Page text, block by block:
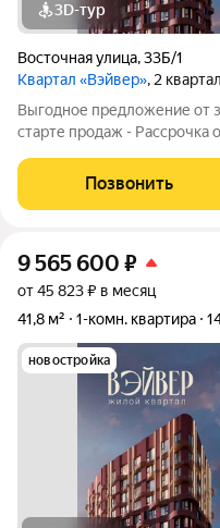
3D-тур
Восточная улица,33Б/1
Квартал «Вэйвер», 2
Выгодное предложение от
старте продаж - Рассрочка от 50 000 /
1-комнатной квартиры в
Девелоперской компании
Позвонить
9 565 600 ₽
от 45 823 ₽ в месяц
41,8 м²
1-комн. квартира
новостройка